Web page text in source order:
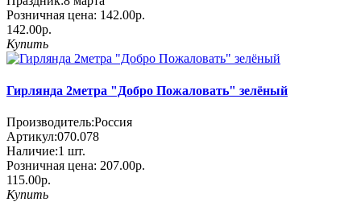
Розничная цена: 142.00р.
142.00р.
Купить
Гирлянда 2метра "Добро Пожаловать" зелёный
Производитель:Россия
Артикул:070.078
Наличие:1 шт.
Розничная цена: 207.00р.
115.00р.
Купить